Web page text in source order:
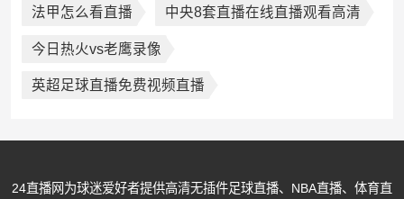
法甲怎么看直播 中央8套直播在线直播观看高清
今日热火vs老鹰录像
英超足球直播免费视频直播
24直播网为球迷爱好者提供高清无插件足球直播、NBA直播、体育直